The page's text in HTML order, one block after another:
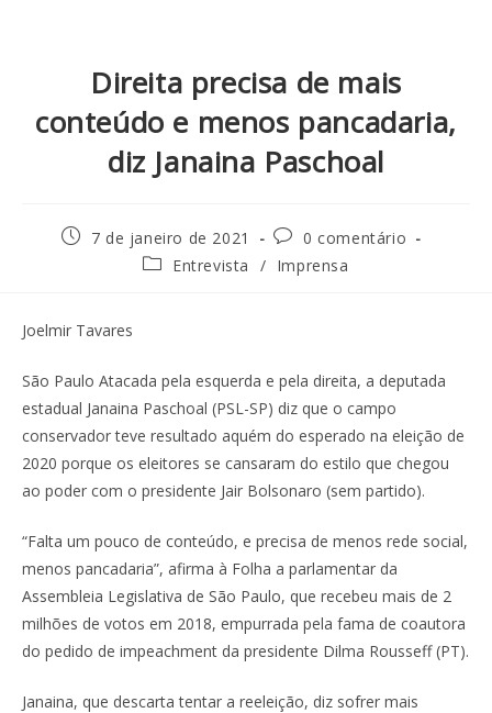
Direita precisa de mais
conteúdo e menos pancadaria,
diz Janaina Paschoal
7 de janeiro de 2021
0 comentário
Entrevista
/ Imprensa
Joelmir Tavares
São Paulo Atacada pela esquerda e pela direita, a deputada
estadual Janaina Paschoal (PSL-SP) diz que o campo
conservador teve resultado aquém do esperado na eleição de
2020 porque os eleitores se cansaram do estilo que chegou
ao poder com o presidente Jair Bolsonaro (sem partido).
“Falta um pouco de conteúdo, e precisa de menos rede social,
menos pancadaria”, afirma à Folha a parlamentar da
Assembleia Legislativa de São Paulo, que recebeu mais de 2
milhões de votos em 2018, empurrada pela fama de coautora
do pedido de impeachment da presidente Dilma Rousseff (PT).
Janaina, que descarta tentar a reeleição, diz sofrer mais